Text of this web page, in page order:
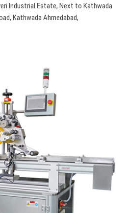
Industrial Estate, Next to Kathwada
Kathwada Ahmedabad,